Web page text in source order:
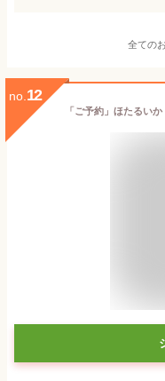
全ての
no. 12